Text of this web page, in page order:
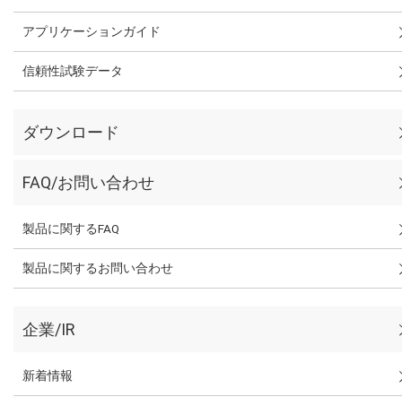
アプリケーションガイド
信頼性試験データ
ダウンロード
FAQ/お問い合わせ
製品に関するFAQ
製品に関するお問い合わせ
企業/IR
新着情報